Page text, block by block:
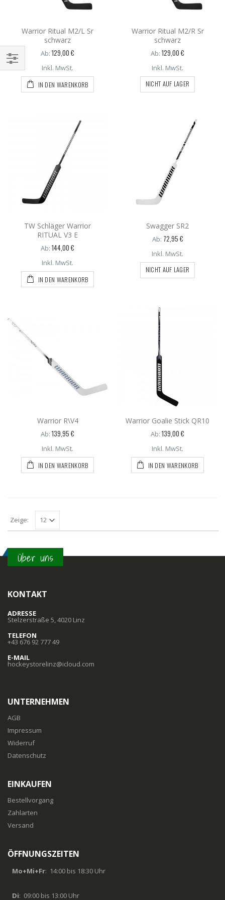
Warrior Ritual M2/L Sr
schwarz
Ab: 129,00 €
Inkl. MwSt.
IN DEN WARENKORB
Warrior Ritual M2/R Sr
schwarz
Ab: 129,00 €
Inkl. MwSt.
NICHT AUF LAGER
TW Schläger Warrior
RITUAL V3 E
Ab: 144,00 €
Inkl. MwSt.
IN DEN WARENKORB
Swagger SR2
Ab: 72,95 €
Inkl. MwSt.
NICHT AUF LAGER
Warrior R\V4
Ab: 139,95 €
Inkl. MwSt.
IN DEN WARENKORB
Warrior Goalie Stick QR10
Ab: 139,00 €
Inkl. MwSt.
IN DEN WARENKORB
Zeige:
Über uns
KONTAKT
ADRESSE
Stelzerstraße 5, 4020 Linz
TELEFON
+43 676 92 777 49
E-MAIL
hockeystorelinz@icloud.com
UNTERNEHMEN
AGB
Impressum
Widerruf
Datenschutz
EINKAUFEN
Bestellvorgang
Zahlarten
Versand
ÖFFNUNGSZEITEN
Mo+Mi+Fr: 14:00 bis 18:30 Uhr
Di: 09:00 bis 13:00 Uhr